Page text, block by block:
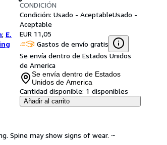
; E.
CONDICIÓN
Condición: Usado - AceptableUsado -
Aceptable
EUR 11,05
Gastos de envío gratis
Se envía dentro de Estados Unidos
de America
Se envía dentro de Estados
Unidos de America
Cantidad disponible: 1 disponibles
Añadir al carrito
Spine may show signs of wear. ~